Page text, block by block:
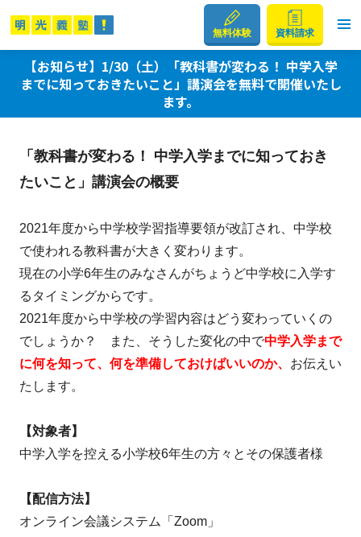
無料体験 資料請求
【お知らせ】1/30（土）「教科書が変わる！ 中学入学
までに知っておきたいこと」講演会を無料で開催いたし
ます。
「教科書が変わる！ 中学入学までに知っておき
たいこと」講演会の概要
2021年度から中学校学習指導要領が改訂され、中学校
で使われる教科書が大きく変わります。
現在の小学6年生のみなさんがちょうど中学校に入学す
るタイミングからです。
2021年度から中学校の学習内容はどう変わっていくの
でしょうか？ また、そうした変化の中で中学入学まで
に何を知って、何を準備しておけばいいのか、 お伝えい
たします。
【対象者】
中学入学を控える小学校6年生の方々とその保護者様
【配信方法】
オンライン会議システム「Zoom」